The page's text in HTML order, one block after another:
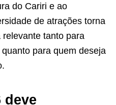
do Cariri e ao
de atrações torna
tanto para
para quem deseja
deve